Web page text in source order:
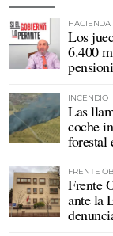
HACIENDA
Los
6.400
INCENDIO
Las
coche
forestal
FRENTE
Frente
ante la